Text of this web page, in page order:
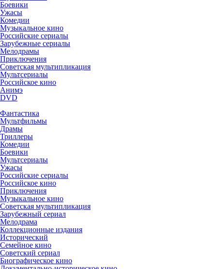
Боевики
Ужасы
Комедии
Музыкальное кино
Российские сериалы
Зарубежные сериалы
Мелодрамы
Приключения
Советская мультипликация
Мультсериалы
Российское кино
Анимэ
DVD
Фантастика
Мультфильмы
Драмы
Триллеры
Комедии
Боевики
Мультсериалы
Ужасы
Российские сериалы
Российское кино
Приключения
Музыкальное кино
Советская мультипликация
Зарубежный сериал
Мелодрама
Коллекционные издания
Исторический
Семейное кино
Советский сериал
Биографическое кино